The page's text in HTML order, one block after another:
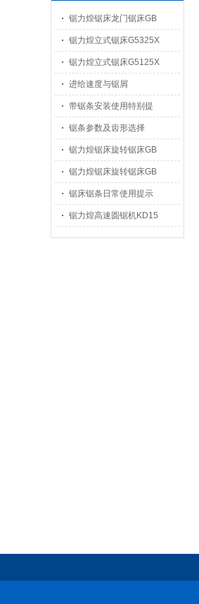
锯力煌锯床龙门锯床GB
锯力煌立式锯床G5325X
锯力煌立式锯床G5125X
进给速度与锯屑
带锯条安装使用特别提
锯条参数及齿形选择
锯力煌锯床旋转锯床GB
锯力煌锯床旋转锯床GB
锯床锯条日常使用提示
锯力煌高速圆锯机KD15